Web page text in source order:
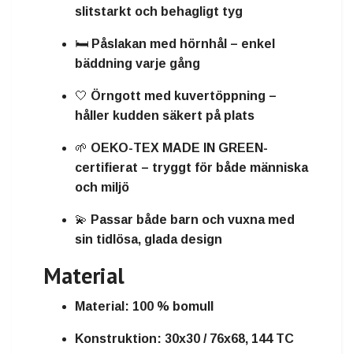
slitstarkt och behagligt tyg
🛏️ Påslakan med hörnhål – enkel
bäddning varje gång
🤍 Örngott med kuvertöppning –
håller kudden säkert på plats
🌱 OEKO-TEX MADE IN GREEN-
certifierat – tryggt för både människa
och miljö
💫 Passar både barn och vuxna med
sin tidlösa, glada design
Material
Material: 100 % bomull
Konstruktion: 30x30 / 76x68, 144 TC